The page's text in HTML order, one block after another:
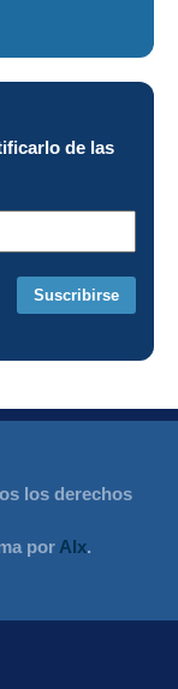
de las
los derechos
por Alx.